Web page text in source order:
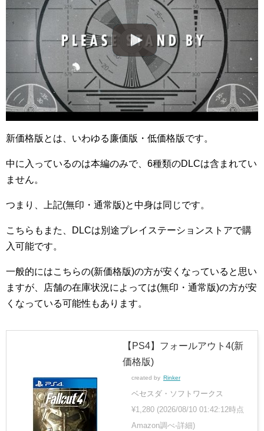
新価格版とは、いわゆる廉価版・低価格版です。
中に入っているのは本編のみで、6種類のDLCは含まれてい
ません。
つまり、上記(無印・通常版)と中身は同じです。
こちらもまた、DLCは別途プレイステーションストアで購
入可能です。
一般的にはこちらの(新価格版)の方が安くなっていると思い
ますが、店舗の在庫状況によっては(無印・通常版)の方が安
くなっている可能性もあります。
【PS4】フォールアウト4(新
価格版)
created by Rinker
ベセスダ・ソフトワークス
¥1,280 (2026/08/10 01:42:12時点
Amazon調べ-詳細)